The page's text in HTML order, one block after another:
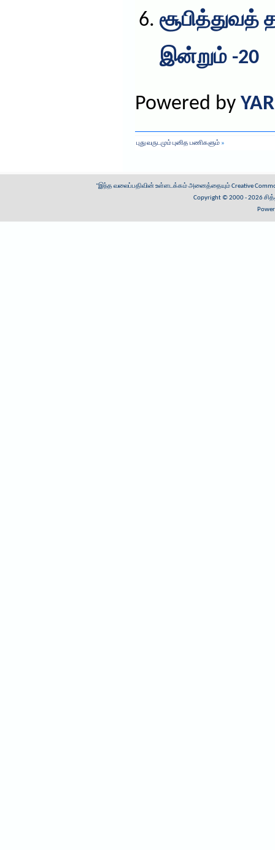
இன்றும் -20
Powered by
புது வருடமும் புனித பணிகளும் »
"இந்த வலைப்பதிவின் உள்ளடக்கம் அனைத்தையும்Creative
Copyright © 2000 - 2026